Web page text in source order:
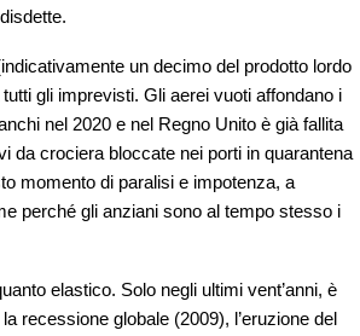
un decimo del prodotto lordo
gli imprevisti. Gli aerei vuoti affondano i
nel 2020 e nel Regno Unito è già fallita
da crociera bloccate nei porti in quarantena
momento di paralisi e impotenza, a
perché gli anziani sono al tempo stesso i
elastico. Solo negli ultimi vent’anni, è
recessione globale (2009), l’eruzione del